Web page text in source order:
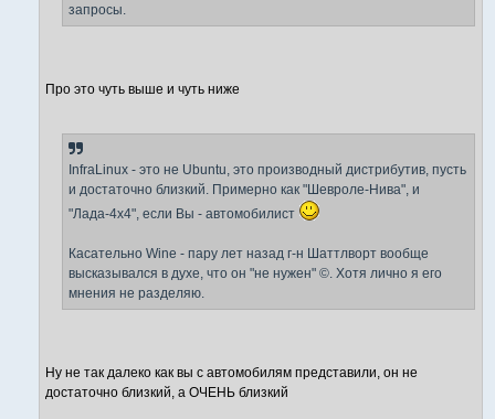
запросы.
Про это чуть выше и чуть ниже
InfraLinux - это не Ubuntu, это производный дистрибутив, пусть
и достаточно близкий. Примерно как "Шевроле-Нива", и
"Лада-4x4", если Вы - автомобилист
Касательно Wine - пару лет назад г-н Шаттлворт вообще
высказывался в духе, что он "не нужен" ©. Хотя лично я его
мнения не разделяю.
Ну не так далеко как вы с автомобилям представили, он не
достаточно близкий, а ОЧЕНЬ близкий